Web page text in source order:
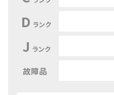
D ランク
J ランク
故障品